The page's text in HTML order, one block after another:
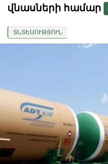
վնասների համար
ՏՆՏԵՍՈՒԹՅՈՒՆ